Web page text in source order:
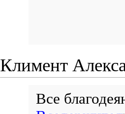
Климент
Все